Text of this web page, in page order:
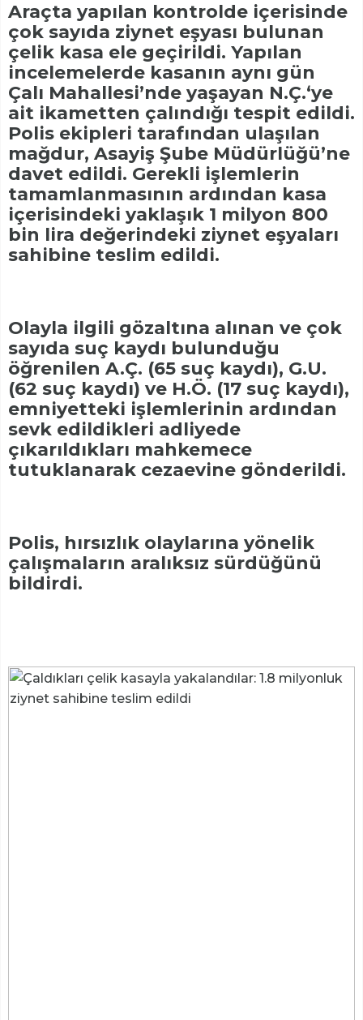
Araçta yapılan kontrolde içerisinde
çok sayıda ziynet eşyası bulunan
çelik kasa ele geçirildi. Yapılan
incelemelerde kasanın aynı gün
Çalı Mahallesi’nde yaşayan N.Ç.‘ye
ait ikametten çalındığı tespit edildi.
Polis ekipleri tarafından ulaşılan
mağdur, Asayiş Şube Müdürlüğü’ne
davet edildi. Gerekli işlemlerin
tamamlanmasının ardından kasa
içerisindeki yaklaşık 1 milyon 800
bin lira değerindeki ziynet eşyaları
sahibine teslim edildi.
Olayla ilgili gözaltına alınan ve çok
sayıda suç kaydı bulunduğu
öğrenilen A.Ç. (65 suç kaydı), G.U.
(62 suç kaydı) ve H.Ö. (17 suç kaydı),
emniyetteki işlemlerinin ardından
sevk edildikleri adliyede
çıkarıldıkları mahkemece
tutuklanarak cezaevine gönderildi.
Polis, hırsızlık olaylarına yönelik
çalışmaların aralıksız sürdüğünü
bildirdi.